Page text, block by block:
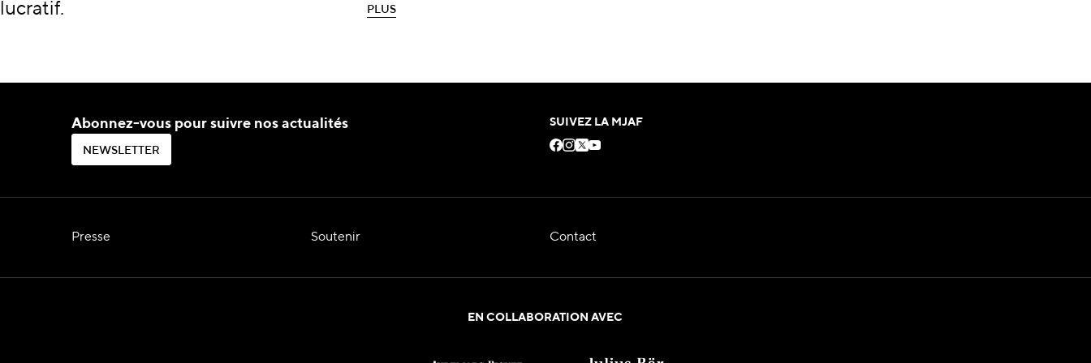
lucratif.
PLUS
Abonnez-vous pour suivre nos actualités
N EWS ETT E R
NEWSLETTER
SUIVEZ LA MJAF
Presse Soutenir Contact
EN COLLABORATION AVEC